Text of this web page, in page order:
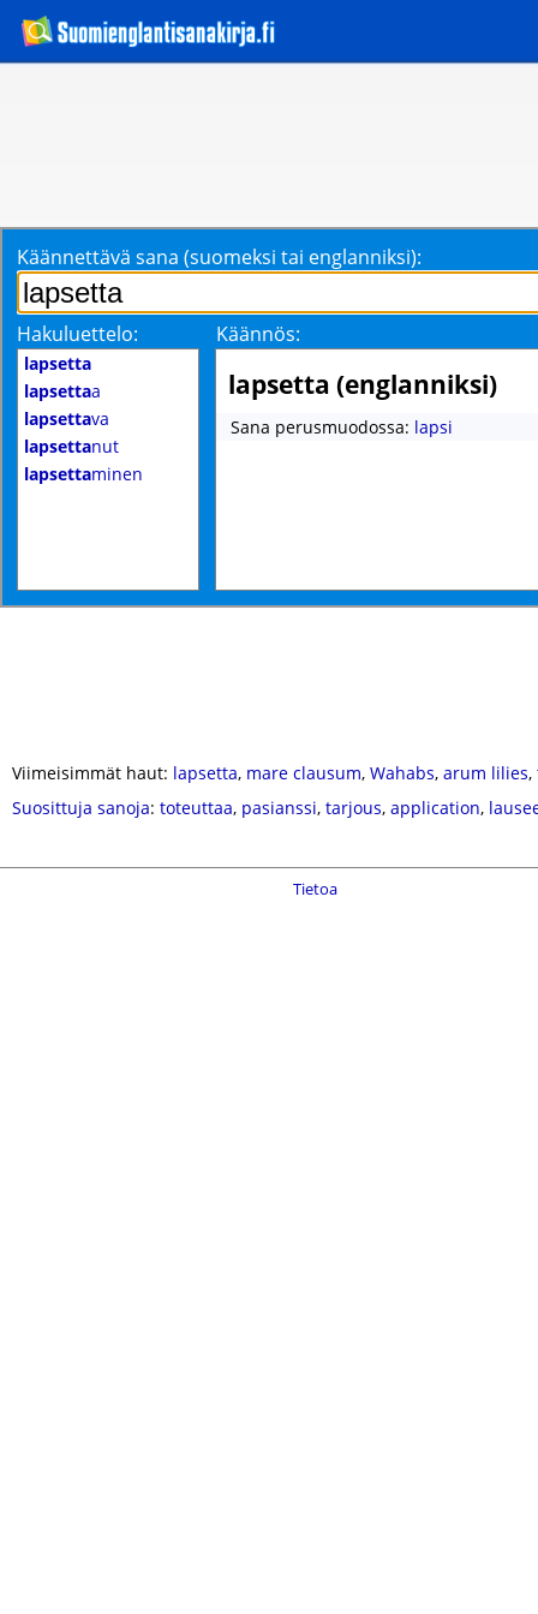
Käännettävä sana (suomeksi tai englanniksi):
Hakuluettelo: Käännös:
lapsetta
lapsettaa
lapsettava
lapsettanut
lapsettaminen
lapsetta (englanniksi)
Sana perusmuodossa: lapsi
Viimeisimmät haut: lapsetta, mare clausum, Wahabs, arum lilies,
Suosittuja sanoja: toteuttaa, pasianssi, tarjous, application,
Tietoa